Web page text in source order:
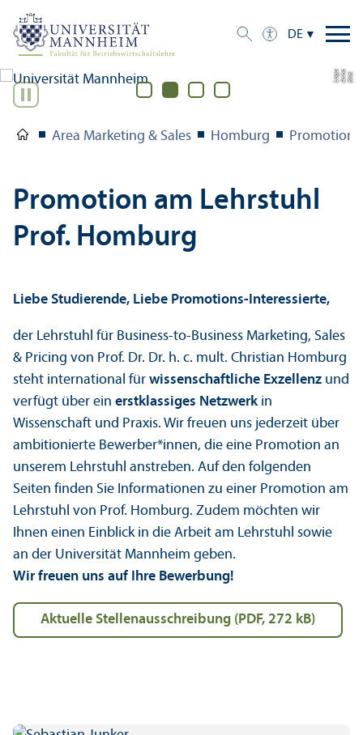
DE
Bil
d:
A
n
n
aL
o
g
u
e
Area Marketing & Sales Homburg Promotion
Promotion am Lehr­stuhl
Prof. Homburg
Liebe Studierende, Liebe Promotions-Interessierte,
der Lehr­stuhl für Business-to-Business Marketing, Sales
& Pricing von Prof. Dr. Dr. h. c. mult. Christian Homburg
steht international für wissenschaft­liche Exzellenz und
verfügt über ein erstklassiges Netzwerkin
Wissenschaft und Praxis. Wir freuen uns jederzeit über
ambitionierte Bewerber*innen, die eine Promotion an
unserem Lehr­stuhl anstreben. Auf den folgenden
Seiten finden Sie Informationen zu einer Promotion am
Lehr­stuhl von Prof. Homburg. Zudem möchten wir
Ihnen einen Einblick in die Arbeit am Lehr­stuhl sowie
an der Universität Mannheim geben.
Wir freuen uns auf Ihre Bewerbung!
Aktuelle Stellen­ausschreibung (PDF, 272 kB)